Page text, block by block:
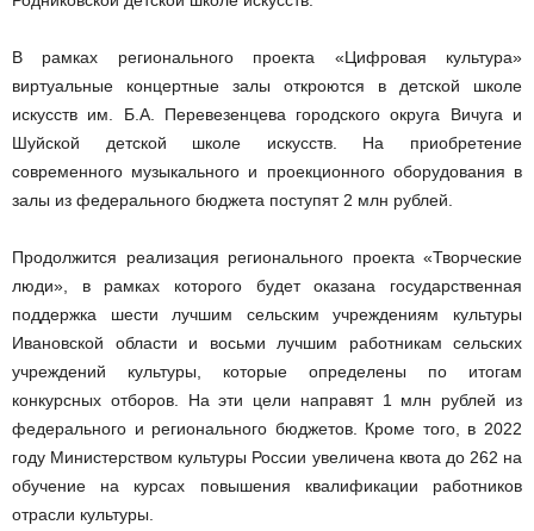
В рамках регионального проекта «Цифровая культура»
виртуальные концертные залы откроются в детской школе
искусств им. Б.А. Перевезенцева городского округа Вичуга и
Шуйской детской школе искусств. На приобретение
современного музыкального и проекционного оборудования в
залы из федерального бюджета поступят 2 млн рублей.
Продолжится реализация регионального проекта «Творческие
люди», в рамках которого будет оказана государственная
поддержка шести лучшим сельским учреждениям культуры
Ивановской области и восьми лучшим работникам сельских
учреждений культуры, которые определены по итогам
конкурсных отборов. На эти цели направят 1 млн рублей из
федерального и регионального бюджетов. Кроме того, в 2022
году Министерством культуры России увеличена квота до 262 на
обучение на курсах повышения квалификации работников
отрасли культуры.